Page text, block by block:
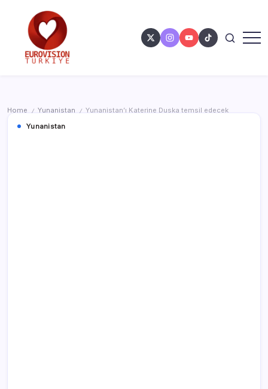
Home / Yunanistan /
Yunanistan’ı Katerine Duska temsil edecek
Yunanistan